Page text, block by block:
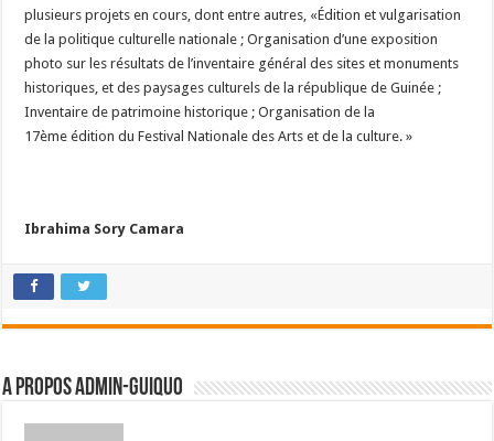
plusieurs projets en cours, dont entre autres, «Édition et vulgarisation
de la politique culturelle nationale ; Organisation d’une exposition
photo sur les résultats de l’inventaire général des sites et monuments
historiques, et des paysages culturels de la république de Guinée ;
Inventaire de patrimoine historique ; Organisation de la
17ème édition du Festival Nationale des Arts et de la culture. »
Ibrahima Sory Camara
A propos admin-guiquo